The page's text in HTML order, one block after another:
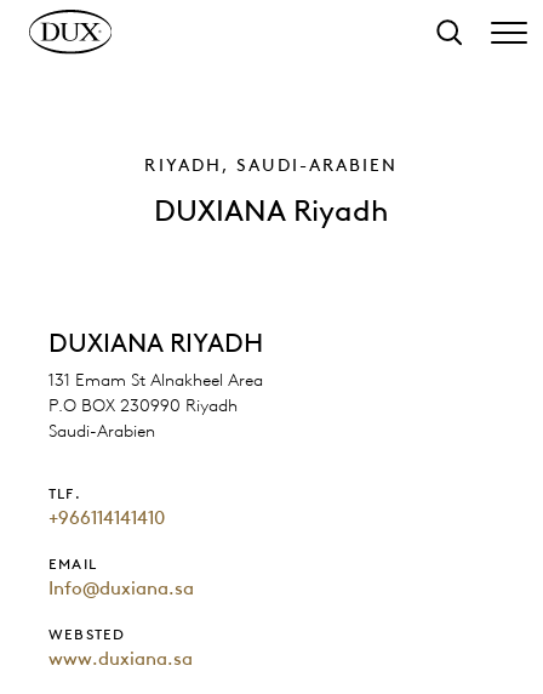
Søg
RIYADH, SAUDI-ARABIEN
DUXIANA Riyadh
DUXIANA RIYADH
131 Emam St Alnakheel Area
P.O BOX 230990 Riyadh
Saudi-Arabien
TLF.
+966114141410
EMAIL
Info@duxiana.sa
WEBSTED
www.duxiana.sa